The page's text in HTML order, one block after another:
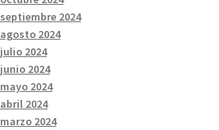
septiembre 2024
agosto 2024
julio 2024
junio 2024
mayo 2024
abril 2024
marzo 2024